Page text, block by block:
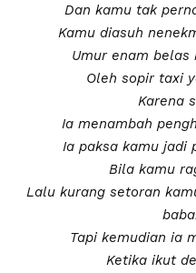
Dan kamu tak
Kamu diasuh
Umur enam belas
Oleh sopir taxi
Karena
Ia menambah
Ia paksa kamu jadi
Bila kamu
Lalu kurang setoran
Tapi kemudian ia
Ketika ikut